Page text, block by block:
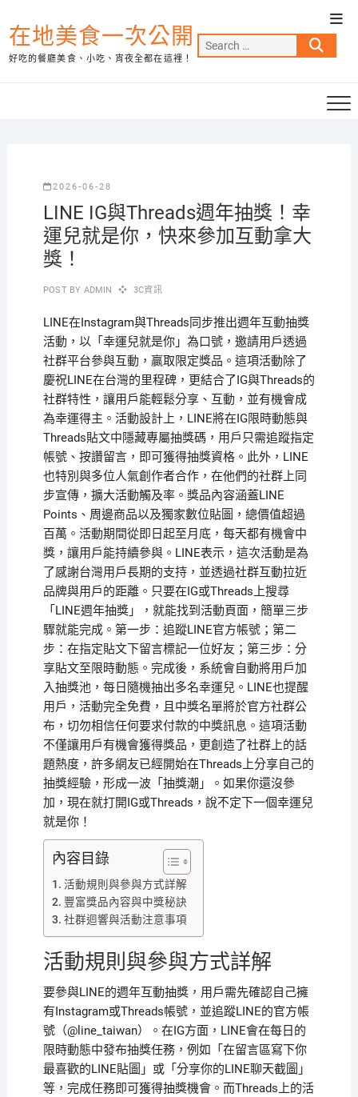
to
content
在地美食一次公開
好吃的餐廳美食、小吃、宵夜全都在這裡！
Search
…
2026-06-28
LINE IG與Threads週年抽獎！幸
運兒就是你，快來參加互動拿大
獎！
POST BY ADMIN 3C資訊
LINE在Instagram與Threads同步推出週年互動抽獎
活動，以「幸運兒就是你」為口號，邀請用戶透過
社群平台參與互動，贏取限定獎品。這項活動除了
慶祝LINE在台灣的里程碑，更結合了IG與Threads的
社群特性，讓用戶能輕鬆分享、互動，並有機會成
為幸運得主。活動設計上，LINE將在IG限時動態與
Threads貼文中隱藏專屬抽獎碼，用戶只需追蹤指定
帳號、按讚留言，即可獲得抽獎資格。此外，LINE
也特別與多位人氣創作者合作，在他們的社群上同
步宣傳，擴大活動觸及率。獎品內容涵蓋LINE
Points、周邊商品以及獨家數位貼圖，總價值超過
百萬。活動期間從即日起至月底，每天都有機會中
獎，讓用戶能持續參與。LINE表示，這次活動是為
了感謝台灣用戶長期的支持，並透過社群互動拉近
品牌與用戶的距離。只要在IG或Threads上搜尋
「LINE週年抽獎」，就能找到活動頁面，簡單三步
驟就能完成。第一步：追蹤LINE官方帳號；第二
步：在指定貼文下留言標記一位好友；第三步：分
享貼文至限時動態。完成後，系統會自動將用戶加
入抽獎池，每日隨機抽出多名幸運兒。LINE也提醒
用戶，活動完全免費，且中獎名單將於官方社群公
布，切勿相信任何要求付款的中獎訊息。這項活動
不僅讓用戶有機會獲得獎品，更創造了社群上的話
題熱度，許多網友已經開始在Threads上分享自己的
抽獎經驗，形成一波「抽獎潮」。如果你還沒參
加，現在就打開IG或Threads，說不定下一個幸運兒
就是你！
內容目錄
活動規則與參與方式詳解
豐富獎品內容與中獎秘訣
社群迴響與活動注意事項
活動規則與參與方式詳解
要參與LINE的週年互動抽獎，用戶需先確認自己擁
有Instagram或Threads帳號，並追蹤LINE的官方帳
號（@line_taiwan）。在IG方面，LINE會在每日的
限時動態中發布抽獎任務，例如「在留言區寫下你
最喜歡的LINE貼圖」或「分享你的LINE聊天截圖」
等，完成任務即可獲得抽獎機會。而Threads上的活